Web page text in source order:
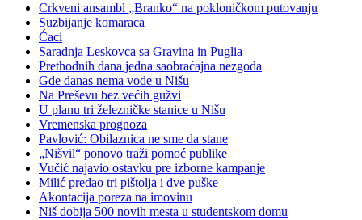
Crkveni ansambl „Branko“ na pokloničkom putovanju
Suzbijanje komaraca
Ćaci
Saradnja Leskovca sa Gravina in Puglia
Prethodnih dana jedna saobraćajna nezgoda
Gde danas nema vode u Nišu
Na Preševu bez većih gužvi
U planu tri železničke stanice u Nišu
Vremenska prognoza
Pavlović: Obilaznica ne sme da stane
„Nišvil“ ponovo traži pomoć publike
Vučić najavio ostavku pre izborne kampanje
Milić predao tri pištolja i dve puške
Akontacija poreza na imovinu
Niš dobija 500 novih mesta u studentskom domu